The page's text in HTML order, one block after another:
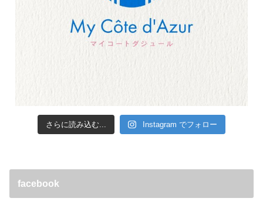
さらに読み込む... Instagram でフォロー
facebook